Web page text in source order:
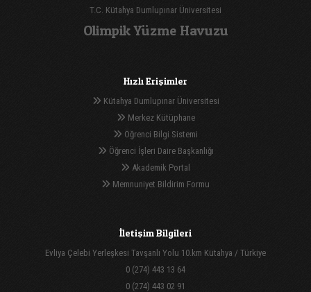
T.C. Kütahya Dumlupınar Üniversitesi
Olimpik Yüzme Havuzu
Hızlı Erişimler
Kütahya Dumlupınar Üniversitesi
Merkez Kütüphane
Öğrenci Bilgi Sistemi
Öğrenci İşleri Daire Başkanlığı
Akademik Portal
Memnuniyet Bildirim Formu
İletişim Bilgileri
Evliya Çelebi Yerleşkesi Tavşanlı Yolu 10.km Kütahya / Türkiye
0 (274) 443 13 64
0 (274) 443 02 91